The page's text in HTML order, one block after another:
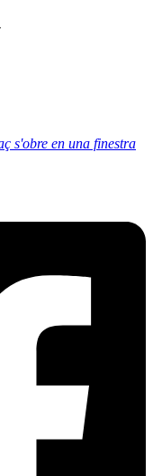
s'obre en una finestra